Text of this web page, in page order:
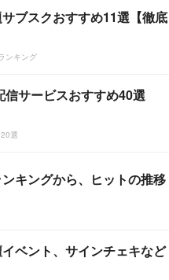
ブスクおすすめ11選【徹底
ンキング
信サービスおすすめ40選
選
キングから、ヒットの推移
ベント、サインチェキなど